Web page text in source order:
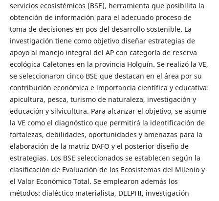
servicios ecosistémicos (BSE), herramienta que posibilita la
obtención de información para el adecuado proceso de
toma de decisiones en pos del desarrollo sostenible. La
investigación tiene como objetivo diseñar estrategias de
apoyo al manejo integral del AP con categoría de reserva
ecológica Caletones en la provincia Holguín. Se realizó la VE,
se seleccionaron cinco BSE que destacan en el área por su
contribución económica e importancia científica y educativa:
apicultura, pesca, turismo de naturaleza, investigación y
educación y silvicultura. Para alcanzar el objetivo, se asume
la VE como el diagnóstico que permitirá la identificación de
fortalezas, debilidades, oportunidades y amenazas para la
elaboración de la matriz DAFO y el posterior diseño de
estrategias. Los BSE seleccionados se establecen según la
clasificación de Evaluación de los Ecosistemas del Milenio y
el Valor Económico Total. Se emplearon además los
métodos: dialéctico materialista, DELPHI, investigación